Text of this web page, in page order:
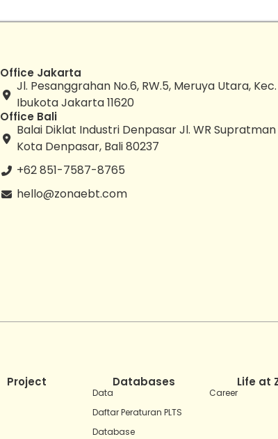
Office Jakarta
Jl. Pesanggrahan No.6, RW.5, Meruya Utara,
Ibukota Jakarta 11620
Office Bali
Balai Diklat Industri Denpasar Jl. WR
Kota Denpasar, Bali 80237
+62 851-7587-8765
hello@zonaebt.com
Project Databases
Data
Daftar Peraturan PLTS
Database
Life at
Career